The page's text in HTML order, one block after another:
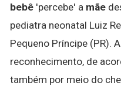
bebê 'percebe' a mãe
pediatra neonatal Luiz
Pequeno Príncipe (PR).
reconhecimento, de
também por meio do